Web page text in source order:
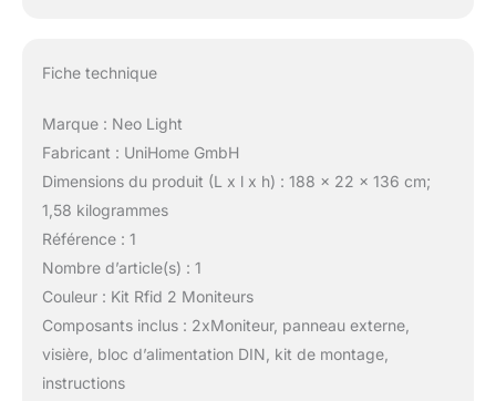
Fiche technique
Marque : Neo Light
Fabricant : UniHome GmbH
Dimensions du produit (L x l x h) : 188 x 22 x 136 cm;
1,58 kilogrammes
Référence : 1
Nombre d’article(s) : 1
Couleur : Kit Rfid 2 Moniteurs
Composants inclus : 2xMoniteur, panneau externe,
visière, bloc d’alimentation DIN, kit de montage,
instructions